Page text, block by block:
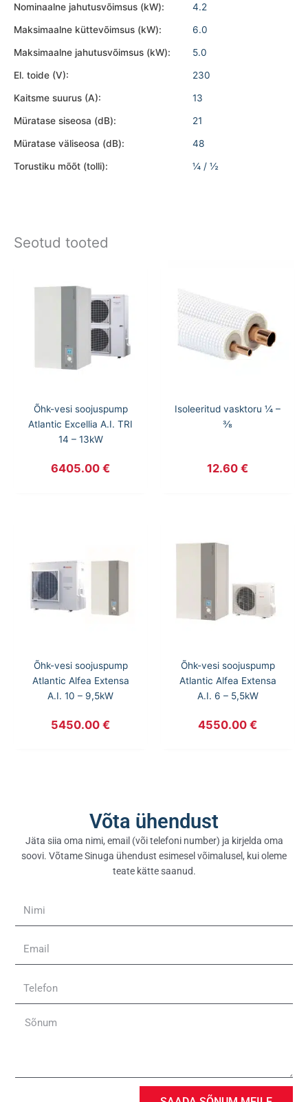
Nominaalne jahutusvõimsus (kW): 4.2
Maksimaalne küttevõimsus (kW): 6.0
Maksimaalne jahutusvõimsus (kW): 5.0
El. toide (V): 230
Kaitsme suurus (A): 13
Müratase siseosa (dB): 21
Müratase väliseosa (dB): 48
Torustiku mõõt (tolli): ¼ / ½
Seotud tooted
Õhk-vesi soojuspump
Atlantic Excellia A.I. TRI
14 – 13kW
6405.00 €
Isoleeritud vasktoru ¼ –
⅜
12.60 €
Õhk-vesi soojuspump
Atlantic Alfea Extensa
A.I. 10 – 9,5kW
5450.00 €
Õhk-vesi soojuspump
Atlantic Alfea Extensa
A.I. 6 – 5,5kW
4550.00 €
Võta ühendust
Jäta siia oma nimi, email (või telefoni number) ja kirjelda oma
soovi. Võtame Sinuga ühendust esimesel võimalusel, kui oleme
teate kätte saanud.
Sõnum